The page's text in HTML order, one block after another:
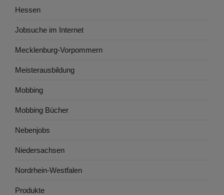
Hessen
Jobsuche im Internet
Mecklenburg-Vorpommern
Meisterausbildung
Mobbing
Mobbing Bücher
Nebenjobs
Niedersachsen
Nordrhein-Westfalen
Produkte